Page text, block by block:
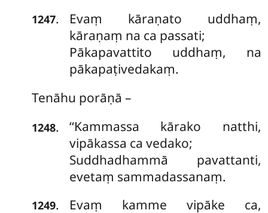
1247.
Evaṃ kāraṇato uddhaṃ,
kāraṇaṃ na ca passati;
Pākapavattito uddhaṃ, na
pākapaṭivedakaṃ.
Tenāhu porāṇā –
1248.
‘‘Kammassa kārako natthi,
vipākassa ca vedako;
Suddhadhammā pavattanti,
evetaṃ sammadassanaṃ.
1249. Evaṃ kamme vipāke ca,